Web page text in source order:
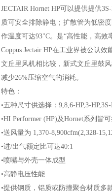
JECTAIR Hornet HP可以提供提供
质可安全排除静电；扩散管为低密
作温度可达93"C。是“高性能，高效
Coppus Jectair HP在工业界被公认
文丘里风机相比较，新式文丘里鼓
减少26%压缩空气的消耗。
特色：
•五种尺寸供选择：9,8,6-HP,3-HP,3S-
•HI Performer (HP)及Hornet系列皆可
•送风量为 1,370-8,900cfm(2,328-
•进/出气额定比可达40:1
•喷嘴与外壳一体成型
•高静电压性能
•提供钢质，铝质或防撞聚合材质多